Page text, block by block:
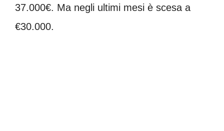
37.000€. Ma negli ultimi mesi è scesa a
€30.000.